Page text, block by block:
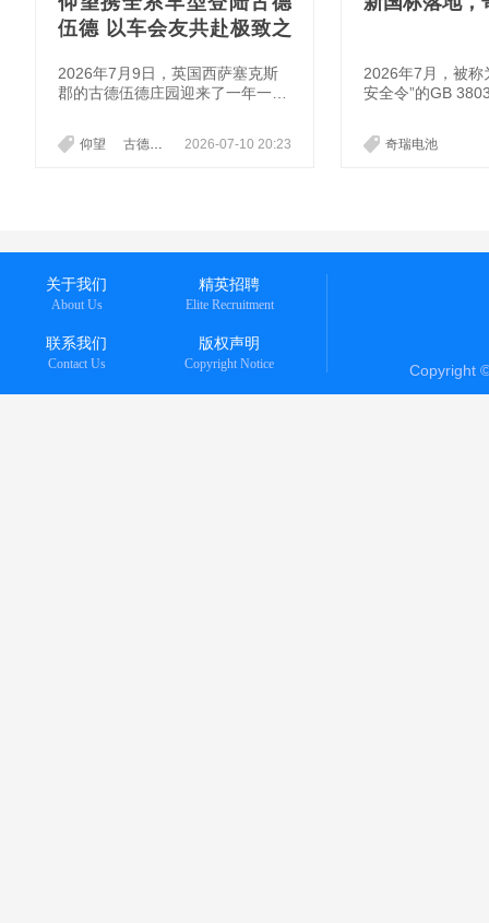
伍德 以车会友共赴极致之
2026年7月9日，英国西萨塞克斯
郡的古德伍德庄园迎来了一年一度
流淌着纯粹赛车基因的土地，自19
93年正式创办速度节以来，早已成
2026-07-10 20:23
仰望 古德伍德
​2026年7月，被称
安全令”的GB
去“热失控后争取
旧共识，直接划定
奇瑞电池
关于我们
About Us
精英招聘
Elite Recruitment
联系我们
Contact Us
版权声明
Copyright Notice Copyright